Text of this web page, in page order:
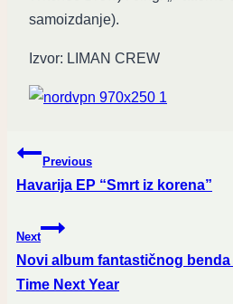
samoizdanje).
Izvor: LIMAN CREW
Post
navigation
Previous
Havarija EP “Smrt iz korena”
Next
Novi album fantastičnog
Time Next Year